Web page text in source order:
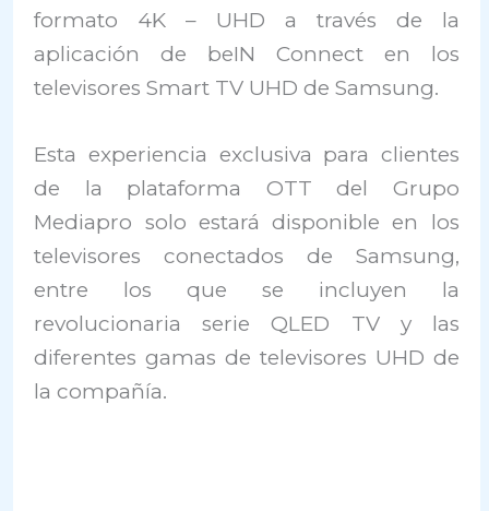
formato 4K – UHD a través de la
aplicación de beIN Connect en los
televisores Smart TV UHD de Samsung.
Esta experiencia exclusiva para clientes
de la plataforma OTT del Grupo
Mediapro solo estará disponible en los
televisores conectados de Samsung,
entre los que se incluyen la
revolucionaria serie QLED TV y las
diferentes gamas de televisores UHD de
la compañía.